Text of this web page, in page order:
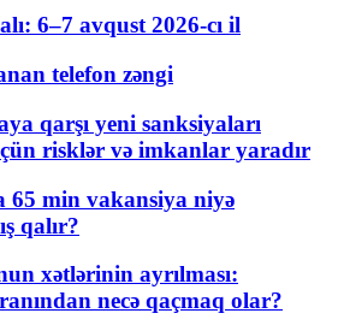
6–7 avqust 2026-cı il
telefon zəngi
qarşı yeni sanksiyaları
risklər və imkanlar yaradır
65 min vakansiya niyə
qalır?
xətlərinin ayrılması:
necə qaçmaq olar?